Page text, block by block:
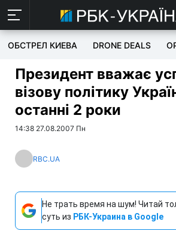
ОБСТРЕЛ КИЕВА DRONE DEALS
Президент вважає
візову політику
останні 2 роки
14:38 27.08.2007 Пн
RBC.UA
Не трать время на шум! Читай
суть из РБК-Украина в Google